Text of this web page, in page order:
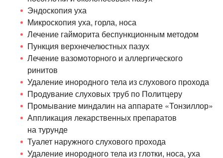
Эндоскопия уха
Микроскопия уха, горла, носа
Лечение гайморита беспункционным методом
Пункция верхнечелюстных пазух
Лечение вазомоторного и аллергического
ринитов
Удаление инородного тела из слухового прохода
Продувание слуховых труб по Политцеру
Промывание миндалин на аппарате «Тонзиллор»
Аппликация лекарственных препаратов
на турунде
Туалет наружного слухового прохода
Удаление инородного тела из глотки, носа, уха